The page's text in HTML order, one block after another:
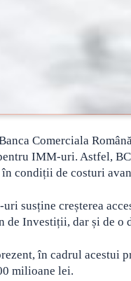
Comerciala
IMM-uri. Astfel,
condiții de costuri
susține creșterea
de Investiții, dar și de o
în cadrul acestui
milioane lei.